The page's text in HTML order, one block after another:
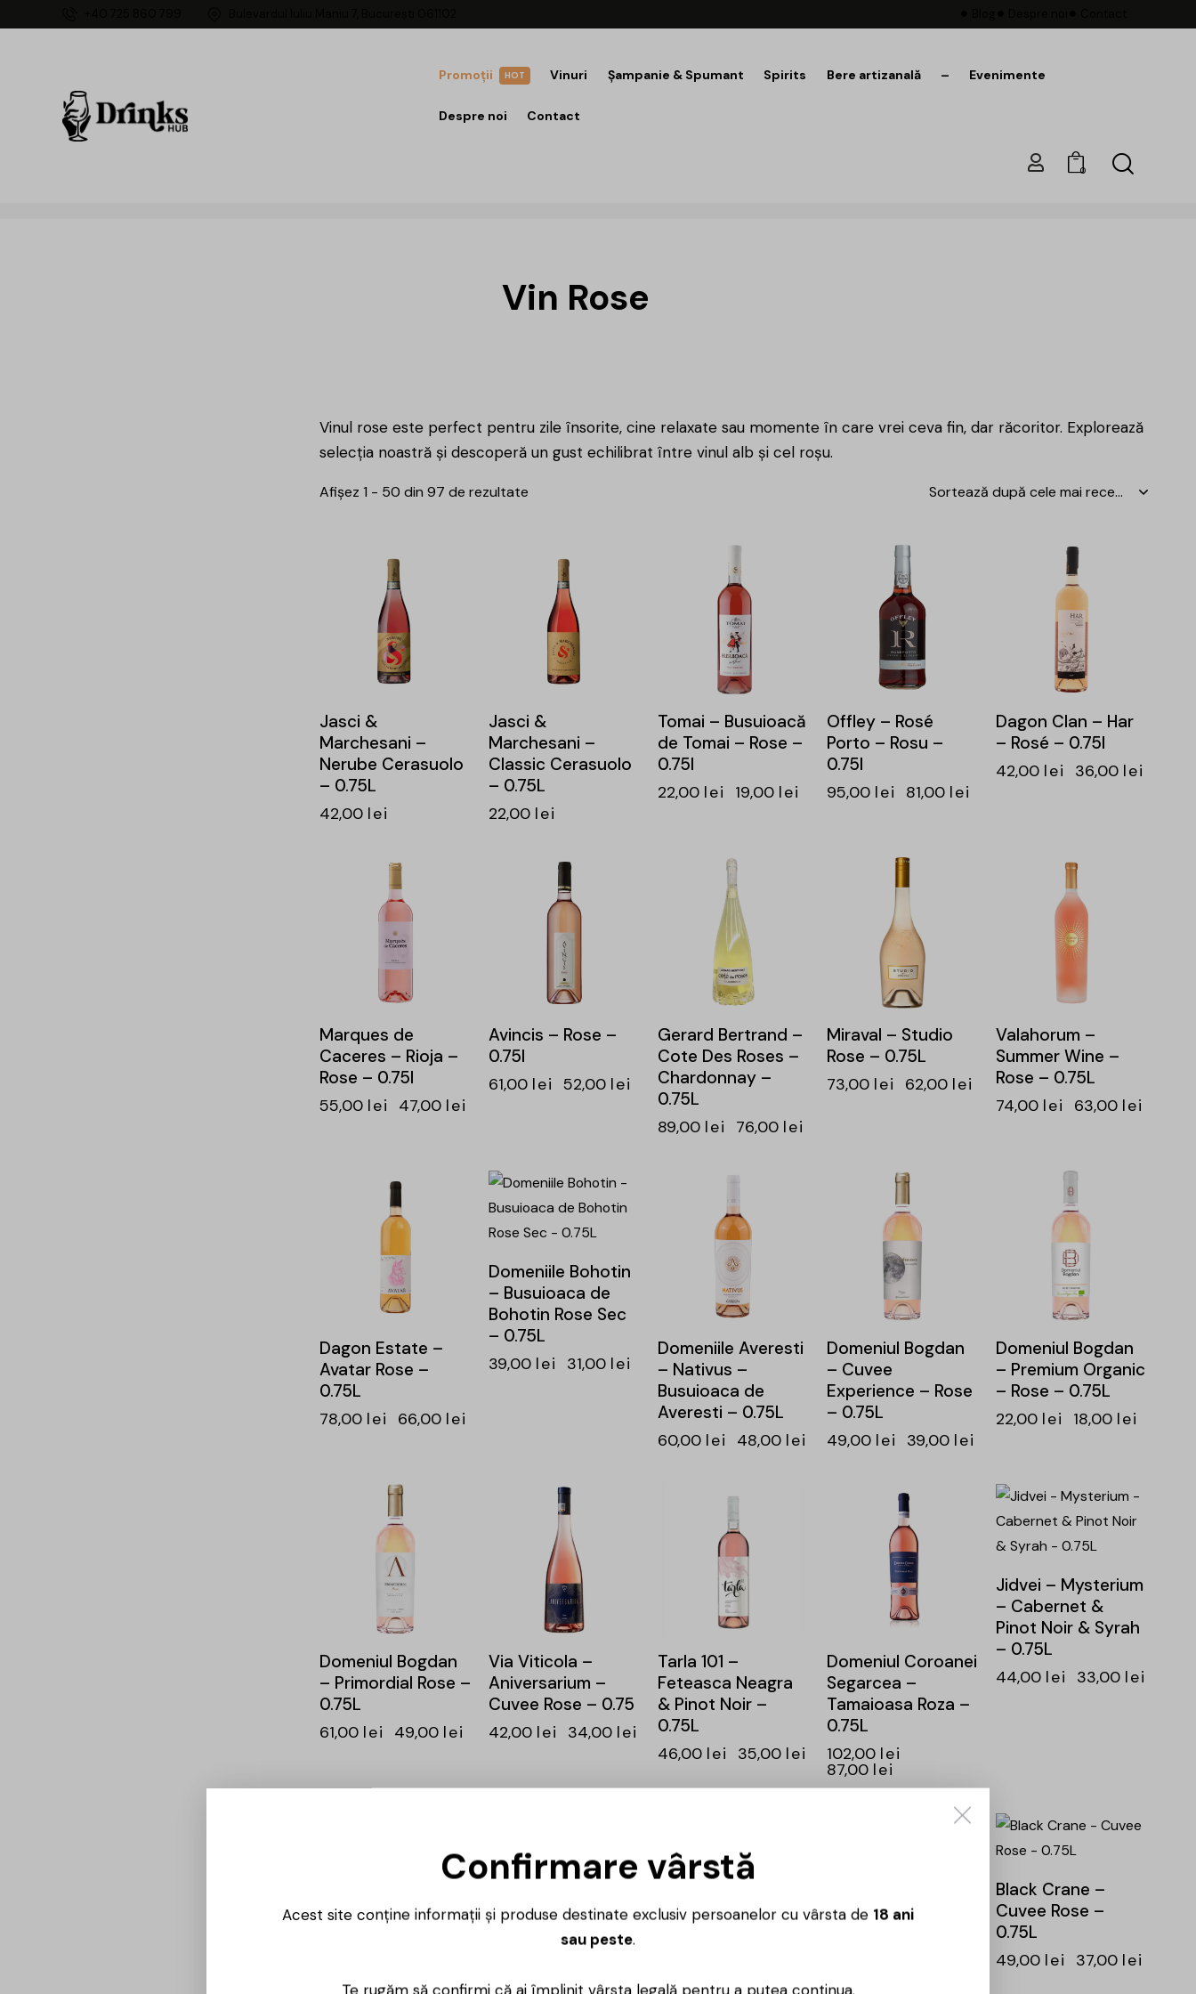
HOT
Promoții Vinuri Șampanie & Spumant Spirits Bere artizanală – Evenimente
Despre noi Contact
0
Vin Rose
Vinul rose este perfect pentru zile însorite, cine relaxate sau momente în care vrei ceva fin, dar răcoritor. Explorează
selecția noastră și descoperă un gust echilibrat între vinul alb și cel roșu.
Afișez 1 - 50 din 97 de rezultate
Jasci &
Marchesani –
Nerube Cerasuolo
– 0.75L
42,00 lei
Jasci &
Marchesani –
Classic Cerasuolo
– 0.75L
22,00 lei
Tomai – Busuioacă
de Tomai – Rose –
0.75l
22,00 lei 19,00 lei
Offley – Rosé
Porto – Rosu –
0.75l
95,00 lei 81,00 lei
Dagon Clan – Har
– Rosé – 0.75l
42,00 lei 36,00 lei
Marques de
Caceres – Rioja –
Rose – 0.75l
55,00 lei 47,00 lei
Avincis – Rose –
0.75l
61,00 lei 52,00 lei
Gerard Bertrand –
Cote Des Roses –
Chardonnay –
0.75L
89,00 lei 76,00 lei
Miraval – Studio
Rose – 0.75L
73,00 lei 62,00 lei
Valahorum –
Summer Wine –
Rose – 0.75L
74,00 lei 63,00 lei
Dagon Estate –
Avatar Rose –
0.75L
78,00 lei 66,00 lei
Domeniile Bohotin
– Busuioaca de
Bohotin Rose Sec
– 0.75L
39,00 lei 31,00 lei
Domeniile Averesti
– Nativus –
Busuioaca de
Averesti – 0.75L
60,00 lei 48,00 lei
Domeniul Bogdan
– Cuvee
Experience – Rose
– 0.75L
49,00 lei 39,00 lei
Domeniul Bogdan
– Premium Organic
– Rose – 0.75L
22,00 lei 18,00 lei
Domeniul Bogdan
– Primordial Rose –
0.75L
61,00 lei 49,00 lei
Via Viticola –
Aniversarium –
Cuvee Rose – 0.75
42,00 lei 34,00 lei
Tarla 101 –
Feteasca Neagra
& Pinot Noir –
0.75L
46,00 lei 35,00 lei
Domeniul Coroanei
Segarcea –
Tamaioasa Roza –
0.75L
102,00 lei
87,00 lei
Jidvei – Mysterium
– Cabernet &
Pinot Noir & Syrah
– 0.75L
44,00 lei 33,00 lei
Cabernet
Chateau Vartely –
0.75L
Black Crane –
Cuvee Rose –
0.75L
49,00 lei 37,00 lei
Confirmare vârstă
Acest site conține informații și produse destinate exclusiv persoanelor cu vârsta de 18 ani
sau peste.
Te rugăm să confirmi că ai împlinit vârsta legală pentru a putea continua.